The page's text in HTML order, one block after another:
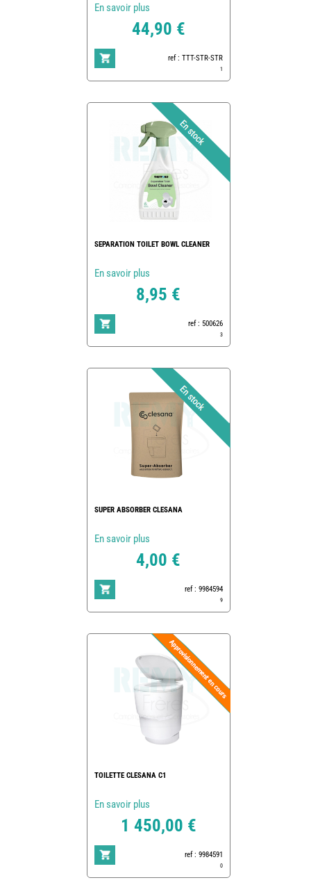
En savoir plus
44,90 €
ref : TTT-STR-STR
1
SEPARATION TOILET BOWL CLEANER
En savoir plus
8,95 €
ref : 500626
3
SUPER ABSORBER CLESANA
En savoir plus
4,00 €
ref : 9984594
9
TOILETTE CLESANA C1
En savoir plus
1 450,00 €
ref : 9984591
0